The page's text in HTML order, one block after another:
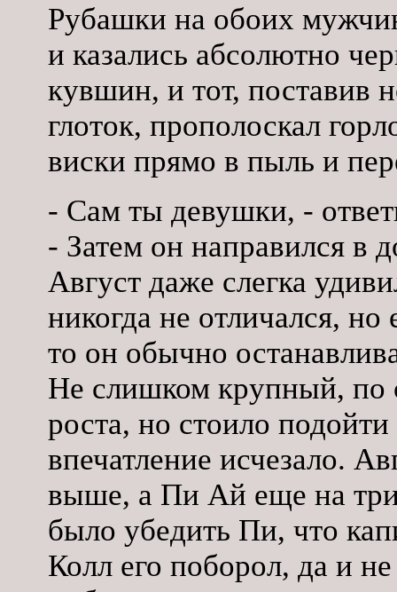
Рубашки на обоих
и казались абсолютно
кувшин, и тот, поставив
глоток, прополоскал
виски прямо в пыль и
- Сам ты девушки, -
- Затем он направился в
Август даже слегка
никогда не отличался,
то он обычно
Не слишком крупный, по
роста, но стоило подойти
впечатление исчезало.
выше, а Пи Ай еще на
было убедить Пи, что
Колл его поборол, да и